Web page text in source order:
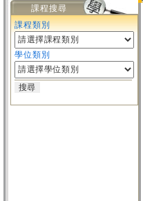
課程搜尋
課程類別
學位類別